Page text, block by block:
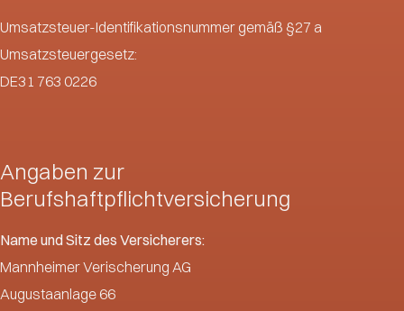
Umsatzsteuer-Identifikationsnummer gemäß §27 a
Umsatzsteuergesetz:
DE31 763 0226
Angaben zur
Berufshaftpflichtversicherung
Name und Sitz des Versicherers:
Mannheimer Verischerung AG
Augustaanlage 66